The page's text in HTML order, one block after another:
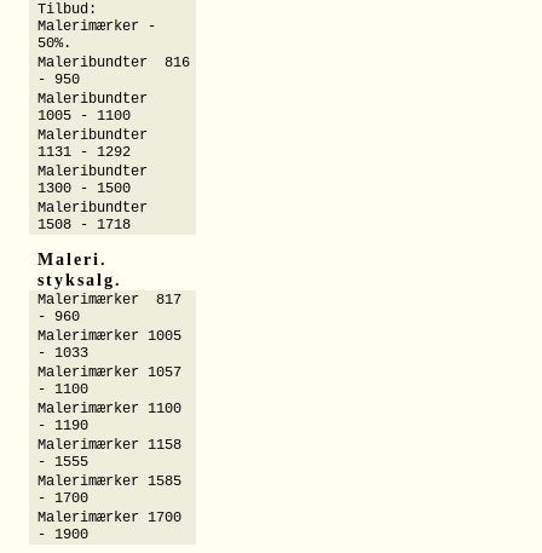
Tilbud:
Malerimærker -
50%.
Maleribundter 816
- 950
Maleribundter
1005 - 1100
Maleribundter
1131 - 1292
Maleribundter
1300 - 1500
Maleribundter
1508 - 1718
Maleri.
styksalg.
Malerimærker 817
- 960
Malerimærker 1005
- 1033
Malerimærker 1057
- 1100
Malerimærker 1100
- 1190
Malerimærker 1158
- 1555
Malerimærker 1585
- 1700
Malerimærker 1700
- 1900